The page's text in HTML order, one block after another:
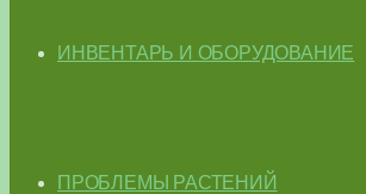
ИНВЕНТАРЬ И ОБОРУДОВАНИЕ
ПРОБЛЕМЫ РАСТЕНИЙ